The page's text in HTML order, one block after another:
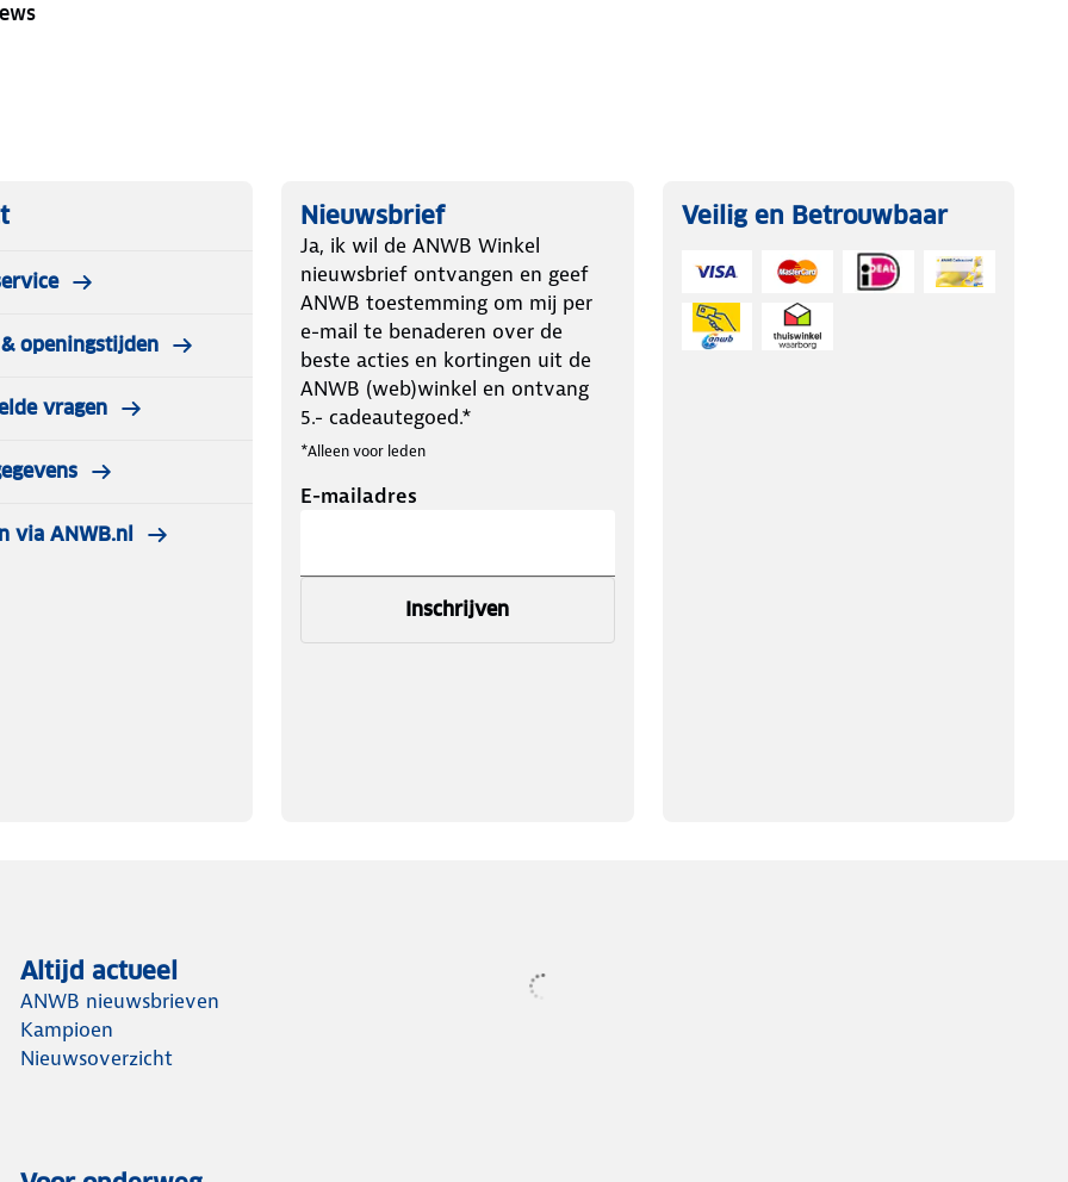
openingstijden
vragen
via ANWB.nl
Nieuwsbrief
Ja, ik wil de ANWB Winkel
nieuwsbrief ontvangen en geef
ANWB toestemming om mij per
e-mail te benaderen over de
beste acties en kortingen uit de
ANWB (web)winkel en ontvang
5.- cadeautegoed.*
*Alleen voor leden
E-mailadres
Inschrijven
Veilig en Betrouwbaar
Altijd actueel
ANWB nieuwsbrieven
Kampioen
Nieuwsoverzicht